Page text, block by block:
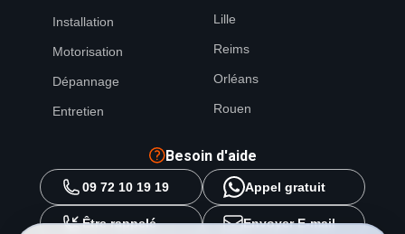
Installation
Motorisation
Dépannage
Entretien
Lille
Reims
Orléans
Rouen
Besoin d'aide
09 72 10 19 19 Appel gratuit
Être rappelé Envoyer E-mail